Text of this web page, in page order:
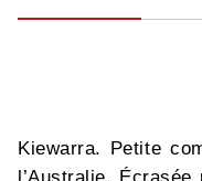
Kiewarra. Petite